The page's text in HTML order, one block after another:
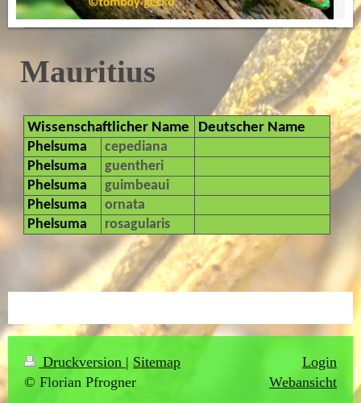
Mauritius
Wissenschaftlicher Name
Deutscher Name
Phelsuma
cepediana
Phelsuma
guentheri
Phelsuma
guimbeaui
Phelsuma
ornata
Phelsuma
rosagularis
Druckversion | Sitemap
© Florian Pfrogner
Login
Webansicht